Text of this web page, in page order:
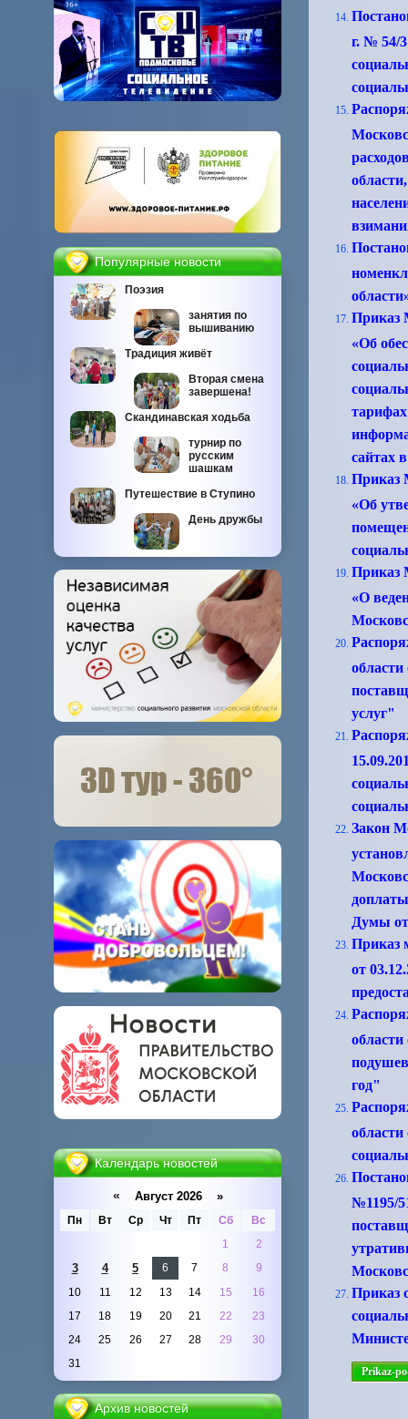
Популярные новости
Поэзия
занятия по
вышиванию
Традиция живёт
Вторая смена
завершена!
Скандинавская ходьба
турнир по
русским
шашкам
Путешествие в Ступино
День дружбы
Календарь новостей
« Август 2026 »
Пн Вт Ср Чт Пт Сб
Вс
1
2
3 4 5 6 7 8
9
10
11 12 13 14 15
16
17
18 19 20 21 22
23
24
25 26 27 28 29
30
31
Архив новостей
г. № 54/
Приказ
«Об
тарифах
сайтах
Приказ
«Об
Приказ
«О
услуг"
Закон
Думы от
Приказ
от
год"
№1195/
Приказ
Prikaz-